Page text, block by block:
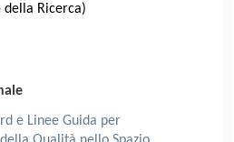
Ricerca)
e Linee Guida per